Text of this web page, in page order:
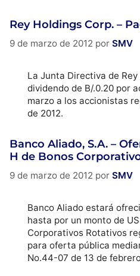
Rey Holdings Corp. –
9 de marzo de 2012 por SMV
La Junta Directiva de
dividendo de B/.0.20 por
marzo a los accionistas
de 2012.
Banco Aliado, S.A. –
H de Bonos
9 de marzo de 2012 por SMV
Banco Aliado estará
hasta por un monto de
Corporativos Rotativos
para oferta pública
No.44-07 de 13 de